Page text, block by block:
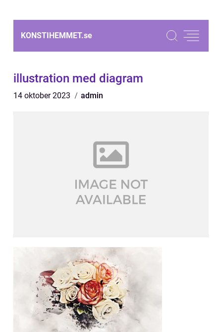
KONSTIHEMMET.se
illustration med diagram
14 oktober 2023 admin